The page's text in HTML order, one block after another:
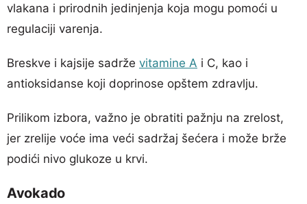
vlakana i prirodnih jedinjenja koja mogu pomoći u
regulaciji varenja.
Breskve i kajsije sadrže vitamine A i C, kao i
antioksidanse koji doprinose opštem zdravlju.
Prilikom izbora, važno je obratiti pažnju na zrelost,
jer zrelije voće ima veći sadržaj šećera i može brže
podići nivo glukoze u krvi.
Avokado